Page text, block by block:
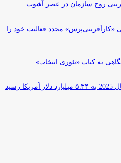
روح سازمان در عصر آشوب
«کارآفرینی‌پرس» مجدد فعالیت خود را
به کتاب «تئوری انتخاب»